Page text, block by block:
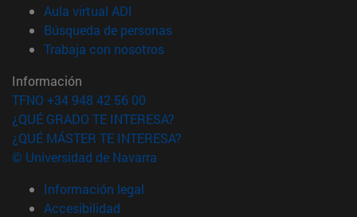
Aula virtual ADI
Búsqueda de personas(abre en nueva ventana)
Trabaja con nosotros(abre en nueva ventana)
Información
TFNO +34 948 42 56 00
¿QUÉ GRADO TE INTERESA?
¿QUÉ MÁSTER TE INTERESA?
© Universidad de Navarra
Información legal
Accesibilidad